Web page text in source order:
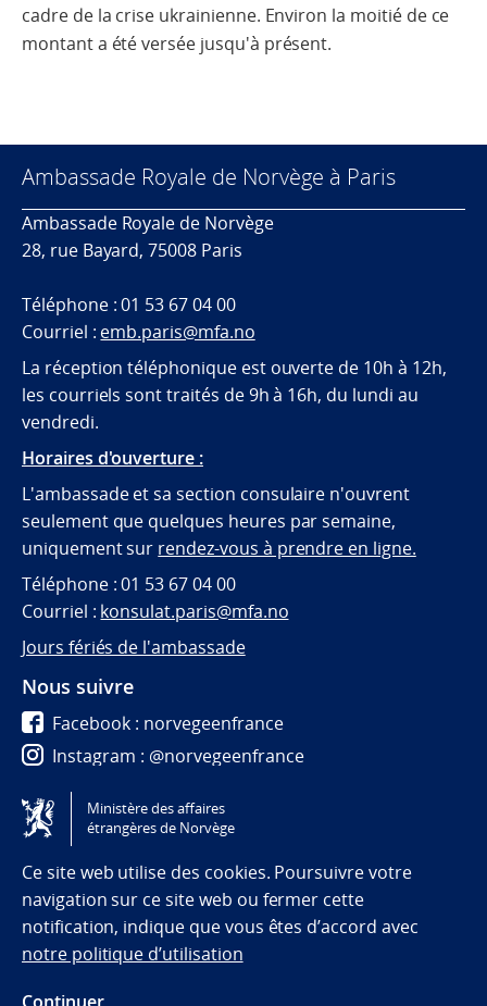
cadre de la crise ukrainienne. Environ la moitié de ce
montant a été versée jusqu'à présent.
Ambassade Royale de Norvège à Paris
Ambassade Royale de Norvège
28, rue Bayard, 75008 Paris
Téléphone : 01 53 67 04 00
Courriel : emb.paris@mfa.no
La réception téléphonique est ouverte de 10h à 12h,
les courriels sont traités de 9h à 16h, du lundi au
vendredi.
Horaires d'ouverture :
L'ambassade et sa section consulaire n'ouvrent
seulement que quelques heures par semaine,
uniquement sur rendez-vous à prendre en ligne.
Téléphone : 01 53 67 04 00
Courriel : konsulat.paris@mfa.no
Jours fériés de l'ambassade
Nous suivre
Facebook : norvegeenfrance
Instagram : @norvegeenfrance
Twitter : @norvegeenfrance
Tilgjengelighetserklæring / Accessibility statement
(NO)
Ministère des affaires
étrangères de Norvège
Ce site web utilise des cookies. Poursuivre votre
navigation sur ce site web ou fermer cette
notification, indique que vous êtes d’accord avec
notre politique d’utilisation